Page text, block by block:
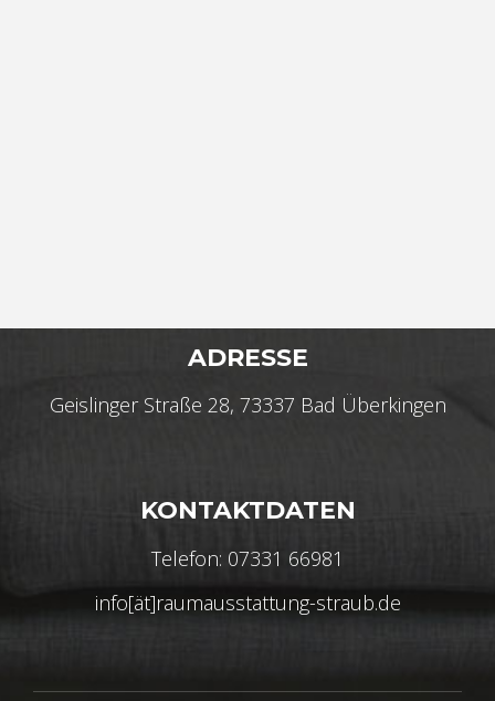
ADRESSE
Geislinger Straße 28, 73337 Bad Überkingen
KONTAKTDATEN
Telefon: 07331 66981
info[ät]raumausstattung-straub.de